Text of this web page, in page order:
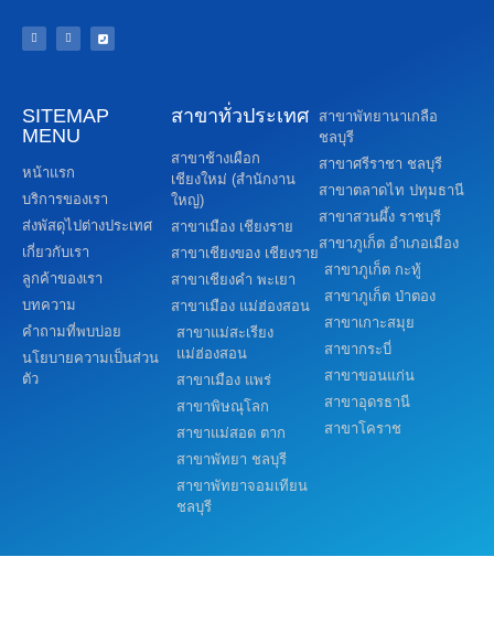
SITEMAP
MENU
หน้าแรก
บริการของเรา
ส่งพัสดุไปต่างประเทศ
เกี่ยวกับเรา
ลูกค้าของเรา
บทความ
คำถามที่พบบ่อย
นโยบายความเป็นส่วน
ตัว
สาขาทั่วประเทศ
สาขาช้างเผือก
เชียงใหม่ (สำนักงาน
ใหญ่)
สาขาเมือง เชียงราย
สาขาเชียงของ เชียงราย
สาขาเชียงคำ พะเยา
สาขาเมือง แม่ฮ่องสอน
สาขาแม่สะเรียง
แม่ฮ่องสอน
สาขาเมือง แพร่
สาขาพิษณุโลก
สาขาแม่สอด ตาก
สาขาพัทยา ชลบุรี
สาขาพัทยาจอมเทียน
ชลบุรี
สาขาพัทยานาเกลือ
ชลบุรี
สาขาศรีราชา ชลบุรี
สาขาตลาดไท ปทุมธานี
สาขาสวนผึ้ง ราชบุรี
สาขาภูเก็ต อำเภอเมือง
สาขาภูเก็ต กะทู้
สาขาภูเก็ต ป่าตอง
สาขาเกาะสมุย
สาขากระบี่
สาขาขอนแก่น
สาขาอุดรธานี
สาขาโคราช